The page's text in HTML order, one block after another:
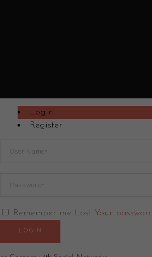
Login
Register
Remember me Lost Your
LOGIN